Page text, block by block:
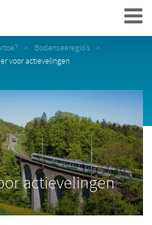
Navigation
Bodenseeregio’s
voor actievelingen
actievelingen